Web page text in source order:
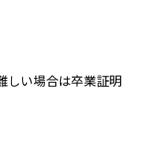
しい場合は卒業証明